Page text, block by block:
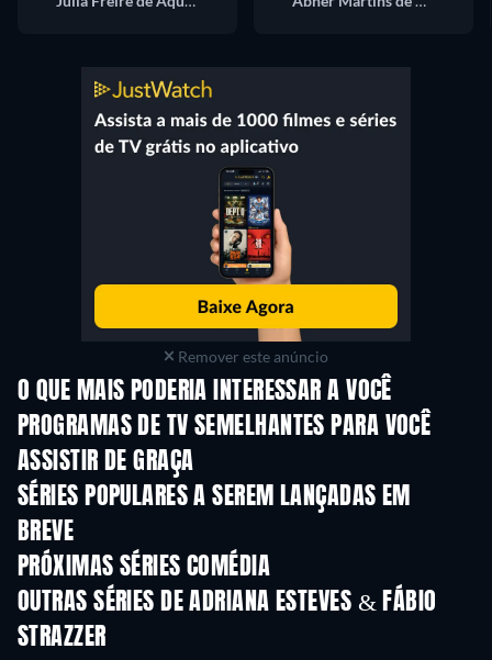
Remover este anúncio
O QUE MAIS PODERIA INTERESSAR A VOCÊ
Série Série
PROGRAMAS DE TV SEMELHANTES PARA VOCÊ
ASSISTIR DE GRAÇA
SÉRIES POPULARES A SEREM LANÇADAS EM
BREVE
PRÓXIMAS SÉRIES COMÉDIA
Temporada 6 Temporada 2
OUTRAS SÉRIES DE ADRIANA ESTEVES & FÁBIO
STRAZZER